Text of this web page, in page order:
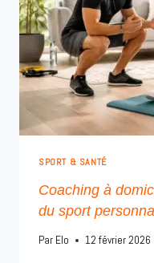
SPORT & SANTÉ
Coaching à
du sport
Par Elo 12 février 2026